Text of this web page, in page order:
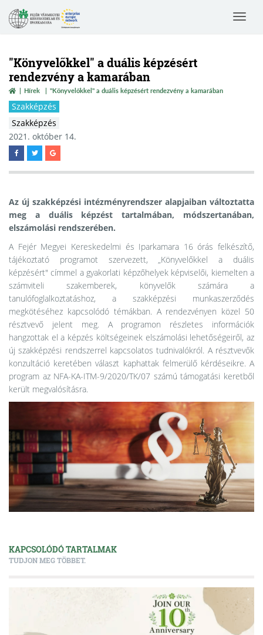
Toggle
"Könyvelőkkel" a duális képzésért
rendezvény a kamarában
Hírek "Könyvelőkkel" a duális képzésért rendezvény a kamarában
Szakképzés
Szakképzés
2021. október 14.
Az új szakképzési intézményrendszer alapjaiban változtatta
meg a duális képzést tartalmában, módszertanában,
elszámolási rendszerében.
A Fejér Megyei Kereskedelmi és Iparkamara 16 órás felkészítő,
tájékoztató programot szervezett, „Könyvelőkkel a duális
képzésért" címmel a gyakorlati képzőhelyek képviselői, kiemelten a
számviteli szakemberek, könyvelők számára a
tanulófoglalkoztatáshoz, a szakképzési munkaszerződés
megkötéséhez kapcsolódó témákban. A rendezvényen közel 50
résztvevő jelent meg. A programon részletes információk
hangzottak el a képzés költségeinek elszámolási lehetőségeiről, az
új szakképzési rendszerrel kapcsolatos tudnivalókról. A résztvevők
konzultáció keretében választ kaphattak felmerülő kérdéseikre. A
program az NFA-KA-ITM-9/2020/TK/07 számú támogatási keretből
került megvalósításra.
KAPCSOLÓDÓ TARTALMAK
TUDJON MEG TÖBBET.